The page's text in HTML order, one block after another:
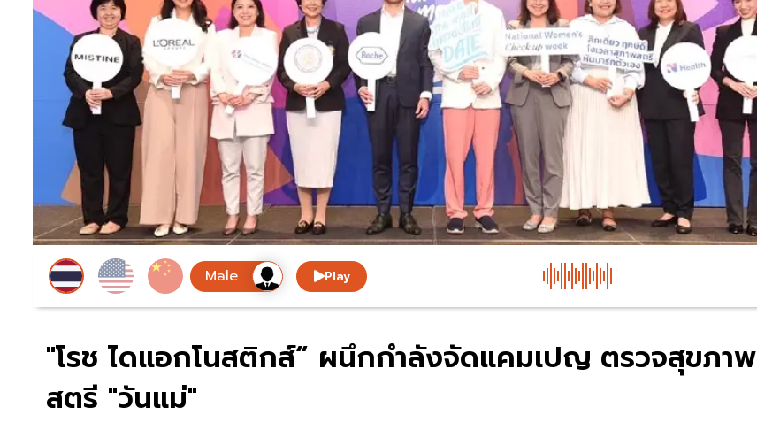
Play
"โรช ไดแอกโนสติกส์“ ผนึกกำลังจัดแคมเปญ ตรวจสุขภาพ
สตรี "วันแม่"